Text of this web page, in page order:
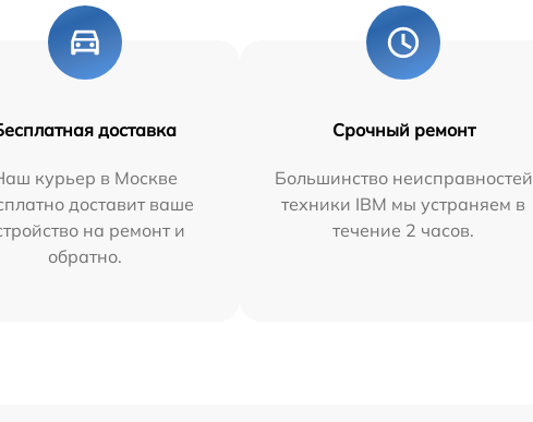
доставка
курьер в Москве
доставит ваше
на ремонт и
обратно.
Срочный ремонт
Большинство неисправностей
техники IBM мы устраняем в
течение 2 часов.